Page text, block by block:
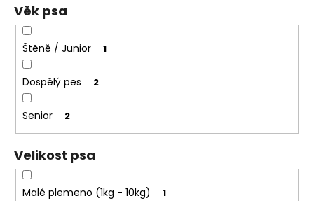
r
o
d
u
k
ů
Věk psa
Štěně / Junior 1
Dospělý pes 2
Senior 2
Velikost psa
Malé plemeno (1kg - 10kg) 1
b
u
e
e
n
a
j